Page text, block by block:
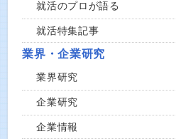
就活のプロが語る
就活特集記事
業界・企業研究
業界研究
企業研究
企業情報